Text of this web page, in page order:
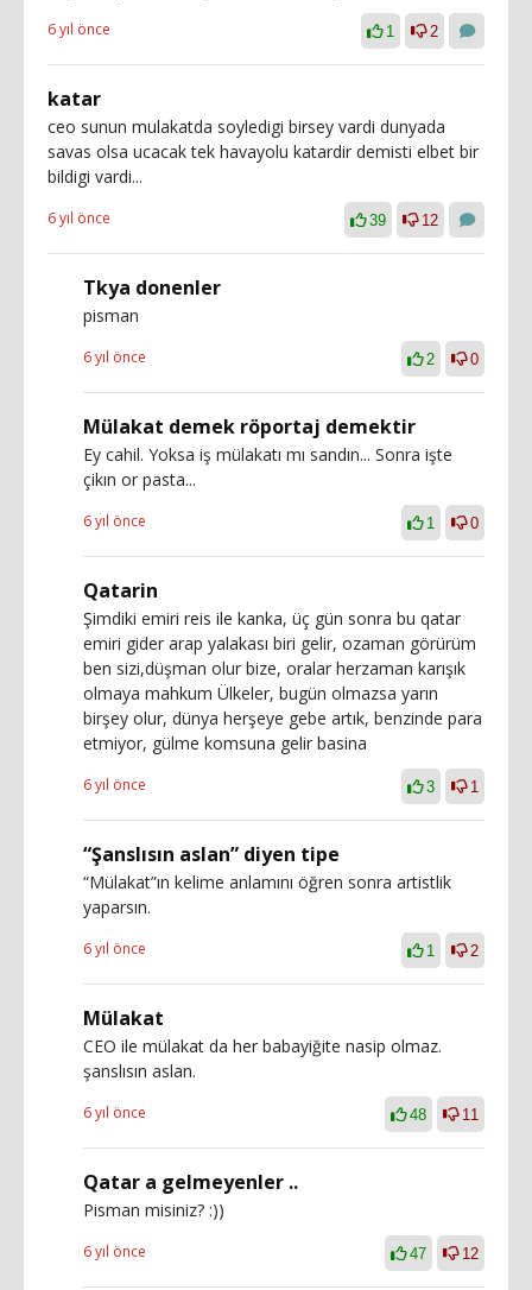
6 yıl önce 1 2
katar
ceo sunun mulakatda soyledigi birsey vardi dunyada
savas olsa ucacak tek havayolu katardir demisti elbet bir
bildigi vardi...
6 yıl önce 39 12
Tkya donenler
pisman
6 yıl önce 2 0
Mülakat demek röportaj demektir
Ey cahil. Yoksa iş mülakatı mı sandın... Sonra işte
çikın or pasta...
6 yıl önce 1 0
Qatarin
Şimdiki emiri reis ile kanka, üç gün sonra bu qatar
emiri gider arap yalakası biri gelir, ozaman görürüm
ben sizi,düşman olur bize, oralar herzaman karışık
olmaya mahkum Ülkeler, bugün olmazsa yarın
birşey olur, dünya herşeye gebe artık, benzinde para
etmiyor, gülme komsuna gelir basina
6 yıl önce 3 1
“Şanslısın aslan” diyen tipe
“Mülakat”ın kelime anlamını öğren sonra artistlik
yaparsın.
6 yıl önce 1 2
Mülakat
CEO ile mülakat da her babayiğite nasip olmaz.
şanslısın aslan.
6 yıl önce 48 11
Qatar a gelmeyenler ..
Pisman misiniz? :))
6 yıl önce 47 12